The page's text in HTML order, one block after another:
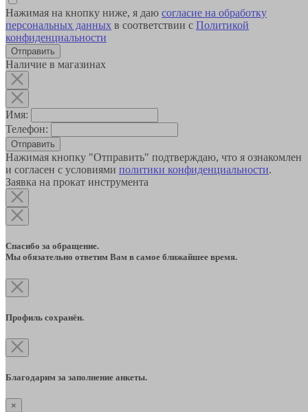
Нажимая на кнопку ниже, я даю согласие на обработку
персональных данных в соответствии с Политикой
конфиденциальности
Наличие в магазинах
Имя:
Телефон:
Отправить
Нажимая кнопку "Отправить" подтверждаю, что я ознакомлен
и согласен с условиями политики конфиденциальности.
Заявка на прокат инструмента
Спасибо за обращение.
Мы обязательно ответим Вам в самое ближайшее время.
Профиль сохранён.
Благодарим за заполнение анкеты.
×